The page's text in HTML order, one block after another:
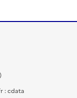
: cdata